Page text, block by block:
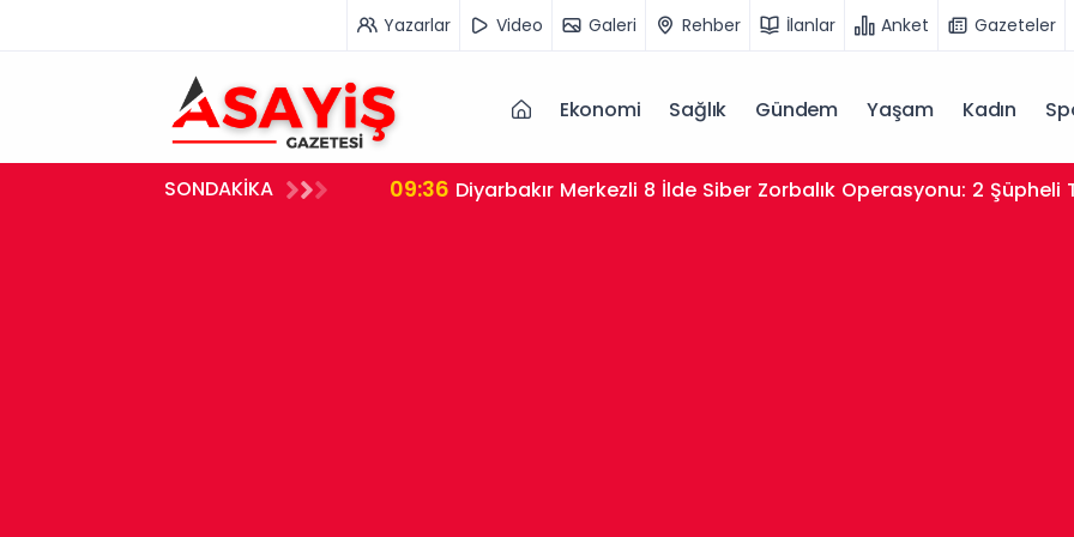
Yazarlar Video Galeri Rehber İlanlar Anket Gazeteler
Ekonomi Sağlık Gündem Yaşam Kadın
SONDAKİKA 09:36 Diyarbakır Merkezli 8 İlde Siber Zorbalık Operasyonu: 2 Şüpheli